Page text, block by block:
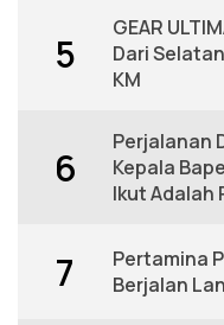
5
GEAR
Dari
KM
6
Perjalanan
Kepala
Ikut Adalah
7
Pertamina
Berjalan